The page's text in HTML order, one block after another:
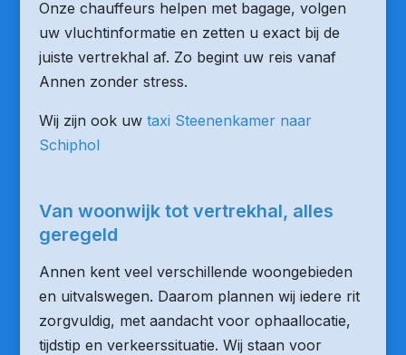
Onze chauffeurs helpen met bagage, volgen
uw vluchtinformatie en zetten u exact bij de
juiste vertrekhal af. Zo begint uw reis vanaf
Annen zonder stress.
Wij zijn ook uw taxi Steenenkamer naar
Schiphol
Van woonwijk tot vertrekhal, alles
geregeld
Annen kent veel verschillende woongebieden
en uitvalswegen. Daarom plannen wij iedere rit
zorgvuldig, met aandacht voor ophaallocatie,
tijdstip en verkeerssituatie. Wij staan voor